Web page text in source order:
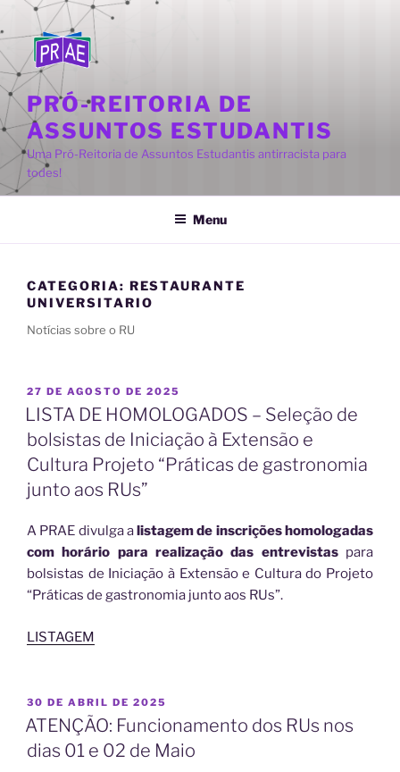
Pular
para
o
conteúdo
PRÓ-REITORIA DE
ASSUNTOS ESTUDANTIS
Uma Pró-Reitoria de Assuntos Estudantis antirracista para
todes!
Menu
CATEGORIA: RESTAURANTE
UNIVERSITARIO
Notícias sobre o RU
PUBLICADO
EM
27 DE AGOSTO DE 2025
LISTA DE HOMOLOGADOS – Seleção de
bolsistas de Iniciação à Extensão e
Cultura Projeto “Práticas de gastronomia
junto aos RUs”
A PRAE divulga alistagem de inscrições homologadas
com horário para realização das entrevistas para
bolsistas de Iniciação à Extensão e Cultura do Projeto
“Práticas de gastronomia junto aos RUs”.
LISTAGEM
PUBLICADO
EM
30 DE ABRIL DE 2025
ATENÇÃO: Funcionamento dos RUs nos
dias 01 e 02 de Maio